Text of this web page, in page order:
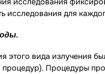
исследования для
этого вида излучения
процедур). Процедуры